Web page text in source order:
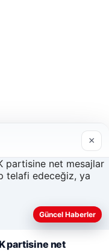
anlayabilmek,
×
Güncel Haberler
partisine net